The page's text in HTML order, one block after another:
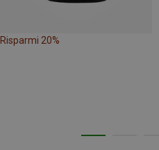
Risparmi 20%